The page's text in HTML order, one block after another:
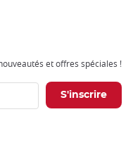
et offres spéciales !